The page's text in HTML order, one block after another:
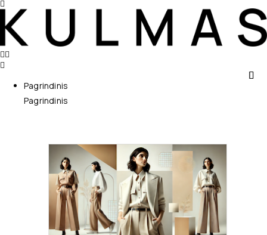
Pagrindinis
Pagrindinis